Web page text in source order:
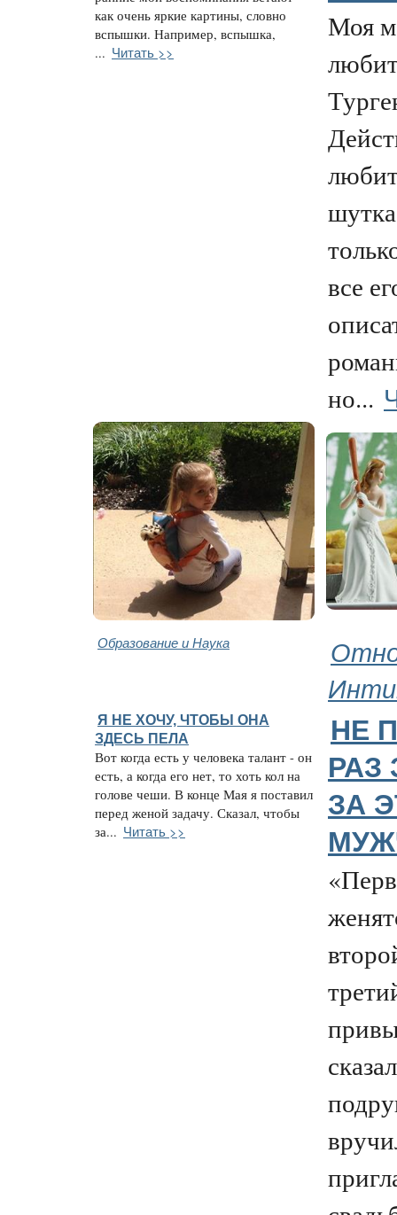
как очень яркие картины, словно
вспышки. Например, вспышка,
... Читать >>
Моя
все
но...
Образование и Наука
Я НЕ ХОЧУ, ЧТОБЫ ОНА
ЗДЕСЬ ПЕЛА
Вот когда есть у человека талант - он
есть, а когда его нет, то хоть кол на
голове чеши. В конце Мая я поставил
перед женой задачу. Сказал, чтобы
за... Читать >>
НЕ
РАЗ
ЗА